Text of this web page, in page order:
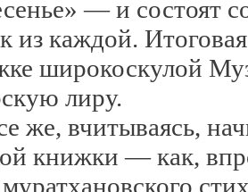
— и состоят
из каждой.
широкоскулой
лиру.
вчитываясь,
книжки — как,